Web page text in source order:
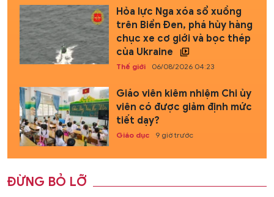
Hỏa lực Nga xóa sổ xuồng
trên Biển Đen, phá hủy hàng
chục xe cơ giới và bọc thép
của Ukraine
Thế giới 06/08/2026 04:23
Giáo viên kiêm nhiệm Chi ủy
viên có được giảm định mức
tiết dạy?
Giáo dục 9 giờ trước
ĐỪNG BỎ LỠ